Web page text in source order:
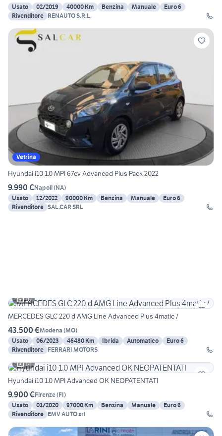
Usato 02/2019 40000 Km Benzina Manuale
Euro 6
Rivenditore RENAUTO S.R.L.
Vetrina
Hyundai i10 1.0 MPI 67cv Advanced Plus Pack 2022
9.990 €Napoli(NA)
Usato
12/2022 90000 Km Benzina Manuale
Euro 6
Rivenditore SAL.CAR SRL
16
MERCEDES GLC 220 d AMG Line Advanced Plus 4matic /
43.500 €Modena (MO)
Usato
06/2023 46480 Km Ibrida Automatico
Euro 6
Rivenditore FERRARI MOTORS
14
Hyundai i10 1.0 MPI Advanced OK NEOPATENTATI
9.900 €Firenze(FI)
Usato
01/2020 97000 Km Benzina Manuale
Euro 6
Rivenditore EMV AUTO srl